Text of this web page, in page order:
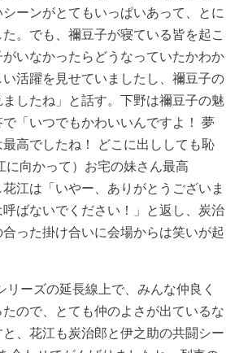
ーンがとてもいっぱいあって、とに
。でも、禰豆子が寝ている皆を起こ
いなかったらどうなっていたかわか
活躍を見せていましたし、禰豆子の
したね」と話す。下野は禰豆子の魅
「いつでもかわいいんですよ！ 夢
高でしたね！ どこに出ししても恥
に向かって）お宅の妹さん最高
江は「いやー、ありがとうございま
ばないでください！」と返し、炭治
った掛け合いに会場からは笑いが起
ーズの延長線上で、みんな仲良く
ので、とても仲のよさが出ているな
、花江も炭治郎と伊之助の共闘シー